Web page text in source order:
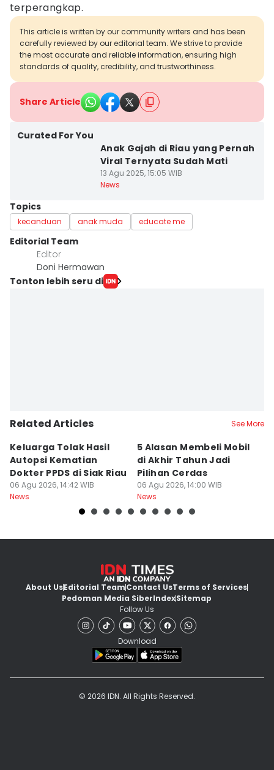
terperangkap.
This article is written by our community writers and has been
carefully reviewed by our editorial team. We strive to provide
the most accurate and reliable information, ensuring high
standards of quality, credibility, and trustworthiness.
Share Article
Curated For You
Anak Gajah di Riau yang Pernah
Viral Ternyata Sudah Mati
13 Agu 2025, 15:05 WIB
News
Topics
kecanduan anak muda educate me
Editorial Team
Editor
Doni Hermawan
Tonton lebih seru di
Related Articles See More
Keluarga Tolak Hasil
Autopsi Kematian
Dokter PPDS di Siak Riau
06 Agu 2026, 14:42 WIB
News
5 Alasan Membeli Mobil
di Akhir Tahun Jadi
Pilihan Cerdas
06 Agu 2026, 14:00 WIB
News
About UsEditorial TeamContact UsTerms of Services
Pedoman Media SiberIndexSitemap
Follow Us
Download
© 2026 IDN. All Rights Reserved.